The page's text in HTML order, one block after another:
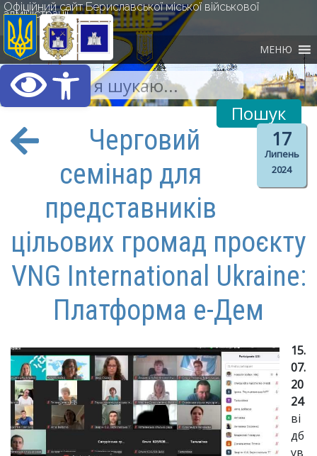
Відкрити Панель
Офіційний сайт Бериславської міської військової
адміністрації
МЕНЮ
17
Липень
2024
Черговий
семінар для
представників
цільових громад проєкту
VNG International Ukraine:
Платформа е-Дем
15.
07.
20
24
ві
дб
ув